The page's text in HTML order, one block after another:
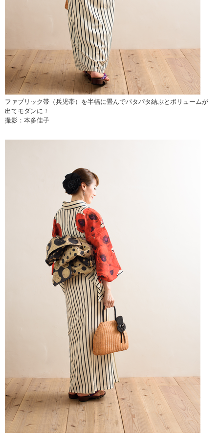
ファブリック帯（兵児帯）を半幅に畳んでパタパタ結ぶとボリュームが
出てモダンに！
撮影：本多佳子